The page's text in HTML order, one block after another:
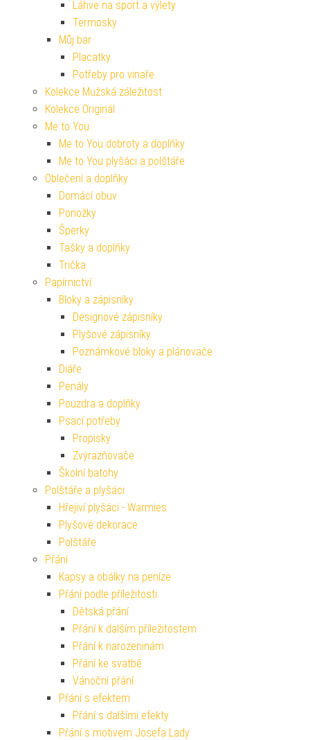
Láhve na sport a výlety
Termosky
Můj bar
Placatky
Potřeby pro vinaře
Kolekce Mužská záležitost
Kolekce Originál
Me to You
Me to You dobroty a doplňky
Me to You plyšáci a polštáře
Oblečení a doplňky
Domácí obuv
Ponožky
Šperky
Tašky a doplňky
Trička
Papírnictví
Bloky a zápisníky
Designové zápisníky
Plyšové zápisníky
Poznámkové bloky a plánovače
Diáře
Penály
Pouzdra a doplňky
Psací potřeby
Propisky
Zvýrazňovače
Školní batohy
Polštáře a plyšáci
Hřejiví plyšáci - Warmies
Plyšové dekorace
Polštáře
Přání
Kapsy a obálky na peníze
Přání podle příležitosti
Dětská přání
Přání k dalším příležitostem
Přání k narozeninám
Přání ke svatbě
Vánoční přání
Přání s efektem
Přání s dalšími efekty
Přání s motivem Josefa Lady